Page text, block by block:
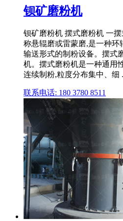
钡矿磨粉机
钡矿磨粉机 摆式磨粉机 一
称悬辊磨或雷蒙磨,是一种环
输送形式的制粉设备。摆式
机。摆式磨粉机是一种通用
连续制粉,粒度分布集中、细
联系电话: 180 3780 8511